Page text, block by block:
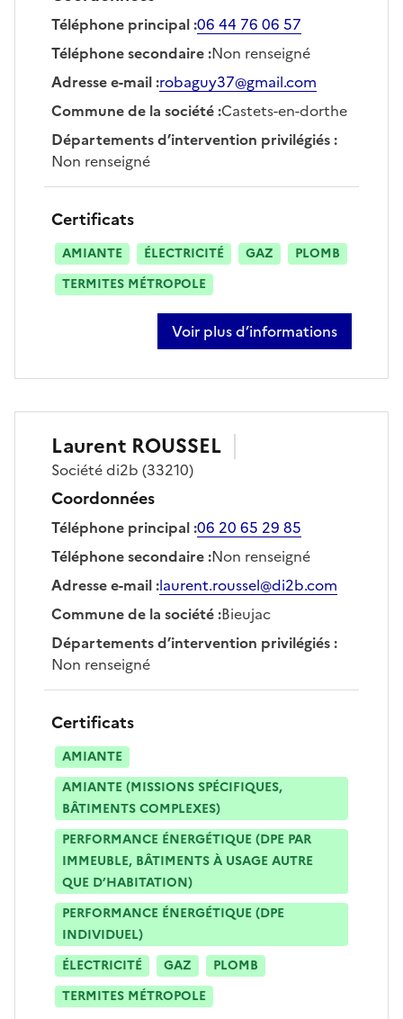
Téléphone principal:06 44 76 06 57
Téléphone secondaire:Non renseigné
Adresse e-mail:robaguy37@gmail.com
Commune de la société:Castets-en-dorthe
Départements d’intervention privilégiés:
Non renseigné
Certificats
AMIANTE ÉLECTRICITÉ GAZ
PLOMB
TERMITES MÉTROPOLE
Voir plus d’informations
sur guy robakowski
Laurent ROUSSEL
Sociétédi2b (33210)
Coordonnées
Téléphone principal:06 20 65 29 85
Téléphone secondaire:Non renseigné
Adresse e-mail:laurent.roussel@di2b.com
Commune de la société:Bieujac
Départements d’intervention privilégiés:
Non renseigné
Certificats
AMIANTE
AMIANTE (MISSIONS SPÉCIFIQUES,
BÂTIMENTS COMPLEXES)
PERFORMANCE ÉNERGÉTIQUE (DPE PAR
IMMEUBLE, BÂTIMENTS À USAGE AUTRE
QUE D’HABITATION)
PERFORMANCE ÉNERGÉTIQUE (DPE
INDIVIDUEL)
ÉLECTRICITÉ
GAZ
PLOMB
TERMITES MÉTROPOLE